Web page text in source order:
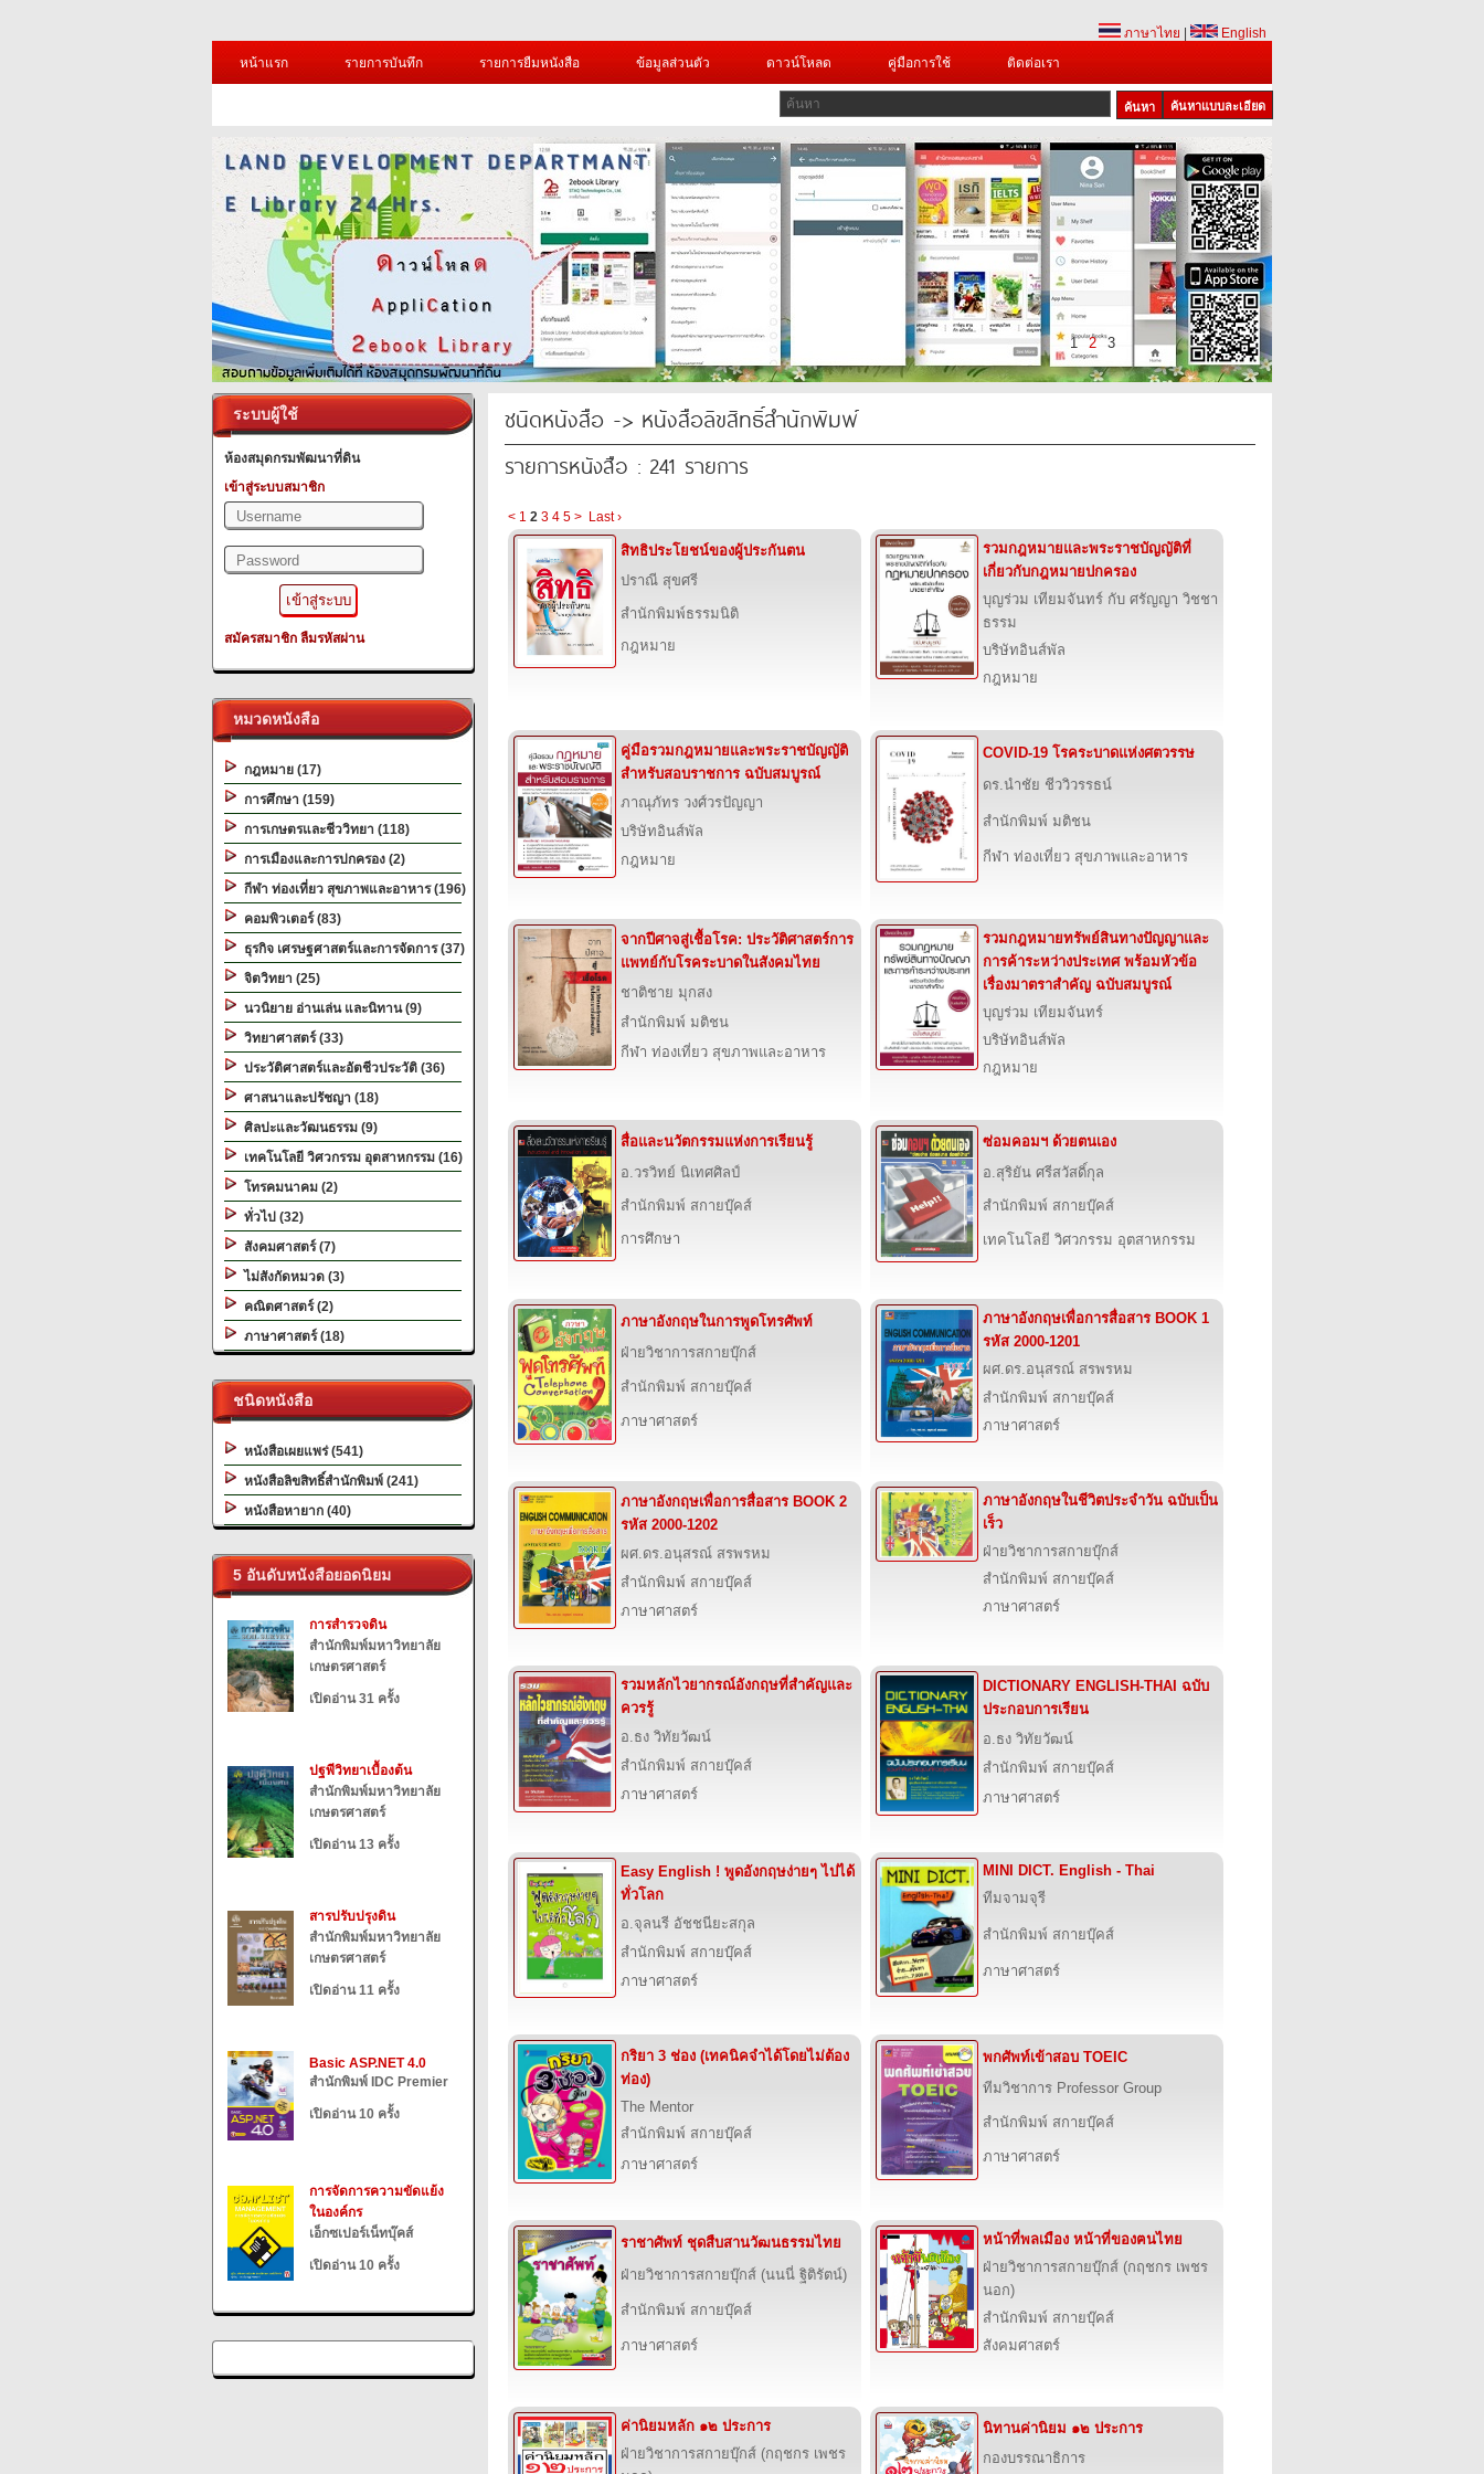
ภาษาไทย
English
หน้าแรก
รายการบันทึก รายการยืมหนังสือ ข้อมูลส่วนตัว ดาวน์โหลด คู่มือการใช้ ติดต่อเรา
ค้นหาแบบละเอียด
1 2 3
ระบบผู้ใช้
ห้องสมุดกรมพัฒนาที่ดิน
เข้าสู่ระบบสมาชิก
สมัครสมาชิก ลืมรหัสผ่าน
หมวดหนังสือ
กฎหมาย (17)
การศึกษา (159)
การเกษตรและชีววิทยา (118)
การเมืองและการปกครอง (2)
กีฬา ท่องเที่ยว สุขภาพและอาหาร (196)
คอมพิวเตอร์ (83)
ธุรกิจ เศรษฐศาสตร์และการจัดการ (37)
จิตวิทยา (25)
นวนิยาย อ่านเล่น และนิทาน (9)
วิทยาศาสตร์ (33)
ประวัติศาสตร์และอัตชีวประวัติ (36)
ศาสนาและปรัชญา (18)
ศิลปะและวัฒนธรรม (9)
เทคโนโลยี วิศวกรรม อุตสาหกรรม (16)
โทรคมนาคม (2)
ทั่วไป (32)
สังคมศาสตร์ (7)
ไม่สังกัดหมวด (3)
คณิตศาสตร์ (2)
ภาษาศาสตร์ (18)
ชนิดหนังสือ
หนังสือเผยแพร่ (541)
หนังสือลิขสิทธิ์สำนักพิมพ์ (241)
หนังสือหายาก (40)
5 อันดับหนังสือยอดนิยม
การสำรวจดิน
สำนักพิมพ์มหาวิทยาลัย
เกษตรศาสตร์
เปิดอ่าน 31 ครั้ง
ปฐพีวิทยาเบื้องต้น
สำนักพิมพ์มหาวิทยาลัย
เกษตรศาสตร์
เปิดอ่าน 13 ครั้ง
สารปรับปรุงดิน
สำนักพิมพ์มหาวิทยาลัย
เกษตรศาสตร์
เปิดอ่าน 11 ครั้ง
Basic ASP.NET 4.0
สำนักพิมพ์ IDC Premier
เปิดอ่าน 10 ครั้ง
การจัดการความขัดแย้ง
ในองค์กร
เอ็กซเปอร์เน็ทบุ๊คส์
เปิดอ่าน 10 ครั้ง
ชนิดหนังสือ -> หนังสือลิขสิทธิ์สำนักพิมพ์
รายการหนังสือ : 241 รายการ
< 1 2 3 4 5 > Last ›
สิทธิประโยชน์ของผู้ประกันตน
ปราณี สุขศรี
สำนักพิมพ์ธรรมนิติ
กฎหมาย
รวมกฎหมายและพระราชบัญญัติที่
เกี่ยวกับกฎหมายปกครอง
บุญร่วม เทียมจันทร์ กับ ศรัญญา วิชชา
ธรรม
บริษัทอินส์พัล
กฎหมาย
คู่มือรวมกฎหมายและพระราชบัญญัติ
สำหรับสอบราชการ ฉบับสมบูรณ์
ภาณุภัทร วงศ์วรปัญญา
บริษัทอินส์พัล
กฎหมาย
COVID-19 โรคระบาดแห่งศตวรรษ
ดร.นำชัย ชีววิวรรธน์
สำนักพิมพ์ มติชน
กีฬา ท่องเที่ยว สุขภาพและอาหาร
จากปีศาจสู่เชื้อโรค: ประวัติศาสตร์การ
แพทย์กับโรคระบาดในสังคมไทย
ชาติชาย มุกสง
สำนักพิมพ์ มติชน
กีฬา ท่องเที่ยว สุขภาพและอาหาร
รวมกฎหมายทรัพย์สินทางปัญญาและ
การค้าระหว่างประเทศ พร้อมหัวข้อ
เรื่องมาตราสำคัญ ฉบับสมบูรณ์
บุญร่วม เทียมจันทร์
บริษัทอินส์พัล
กฎหมาย
สื่อและนวัตกรรมแห่งการเรียนรู้
อ.วรวิทย์ นิเทศศิลป์
สำนักพิมพ์ สกายบุ๊คส์
การศึกษา
ซ่อมคอมฯ ด้วยตนเอง
อ.สุริยัน ศรีสวัสดิ์กุล
สำนักพิมพ์ สกายบุ๊คส์
เทคโนโลยี วิศวกรรม อุตสาหกรรม
ภาษาอังกฤษในการพูดโทรศัพท์
ฝ่ายวิชาการสกายบุ๊กส์
สำนักพิมพ์ สกายบุ๊คส์
ภาษาศาสตร์
ภาษาอังกฤษเพื่อการสื่อสาร BOOK 1
รหัส 2000-1201
ผศ.ดร.อนุสรณ์ สรพรหม
สำนักพิมพ์ สกายบุ๊คส์
ภาษาศาสตร์
ภาษาอังกฤษเพื่อการสื่อสาร BOOK 2
รหัส 2000-1202
ผศ.ดร.อนุสรณ์ สรพรหม
สำนักพิมพ์ สกายบุ๊คส์
ภาษาศาสตร์
ภาษาอังกฤษในชีวิตประจำวัน ฉบับเป็น
เร็ว
ฝ่ายวิชาการสกายบุ๊กส์
สำนักพิมพ์ สกายบุ๊คส์
ภาษาศาสตร์
รวมหลักไวยากรณ์อังกฤษที่สำคัญและ
ควรรู้
อ.ธง วิทัยวัฒน์
สำนักพิมพ์ สกายบุ๊คส์
ภาษาศาสตร์
DICTIONARY ENGLISH-THAI ฉบับ
ประกอบการเรียน
อ.ธง วิทัยวัฒน์
สำนักพิมพ์ สกายบุ๊คส์
ภาษาศาสตร์
Easy English ! พูดอังกฤษง่ายๆ ไปได้
ทั่วโลก
อ.จุลนรี อัชชนียะสกุล
สำนักพิมพ์ สกายบุ๊คส์
ภาษาศาสตร์
MINI DICT. English - Thai
ทีมจามจุรี
สำนักพิมพ์ สกายบุ๊คส์
ภาษาศาสตร์
กริยา 3 ช่อง (เทคนิคจำได้โดยไม่ต้อง
ท่อง)
The Mentor
สำนักพิมพ์ สกายบุ๊คส์
ภาษาศาสตร์
พกศัพท์เข้าสอบ TOEIC
ทีมวิชาการ Professor Group
สำนักพิมพ์ สกายบุ๊คส์
ภาษาศาสตร์
ราชาศัพท์ ชุดสืบสานวัฒนธรรมไทย
ฝ่ายวิชาการสกายบุ๊กส์ (นนนี่ ฐิติรัตน์)
สำนักพิมพ์ สกายบุ๊คส์
ภาษาศาสตร์
หน้าที่พลเมือง หน้าที่ของฅนไทย
ฝ่ายวิชาการสกายบุ๊กส์ (กฤชกร เพชร
นอก)
สำนักพิมพ์ สกายบุ๊คส์
สังคมศาสตร์
ค่านิยมหลัก ๑๒ ประการ
ฝ่ายวิชาการสกายบุ๊กส์ (กฤชกร เพชร
นิทานค่านิยม ๑๒ ประการ
กองบรรณาธิการ